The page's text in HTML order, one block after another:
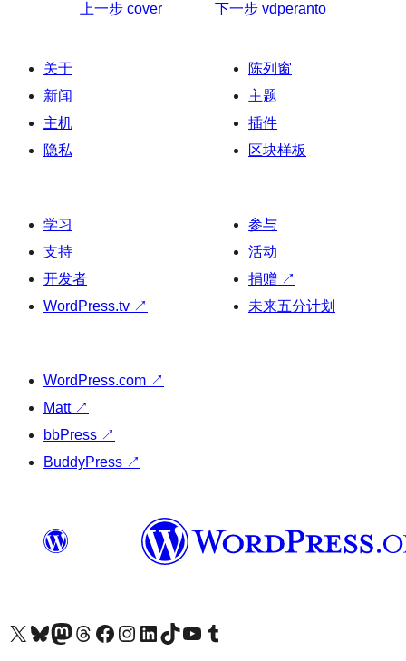
上一步 cover 下一步 vdperanto
关于
新闻
主机
隐私
陈列窗
主题
插件
区块样板
学习
支持
开发者
WordPress.tv ↗
参与
活动
捐赠 ↗
未来五分计划
WordPress.com ↗
Matt ↗
bbPress ↗
BuddyPress ↗
关注我们的 X（原 Twitter）账号访问我们的 Bluesky 账号关注我们的 Mastodon 账号访问我们的 Threads 账号 访问我们的 Facebook 公共主页关注我们的 Instagram 账号 关注我们的 LinkedIn 主页访问我们的 TikTok 账号访问我们的 YouTube 频道 访问我们的 Tumblr 账号